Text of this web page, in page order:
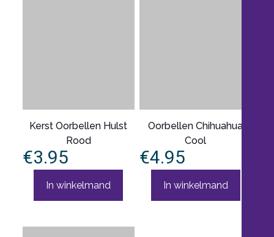
Kerst Oorbellen Hulst
Rood
€3.95
In winkelmand
Oorbellen Chihuahua
Cool
€4.95
In winkelmand